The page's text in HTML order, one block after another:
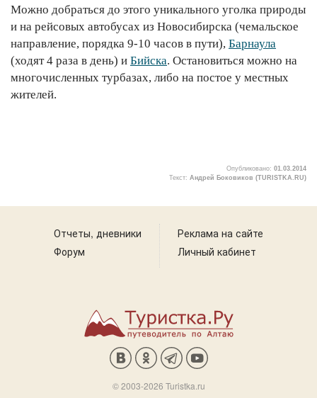
Можно добраться до этого уникального уголка природы
и на рейсовых автобусах из Новосибирска (чемальское
направление, порядка 9-10 часов в пути), Барнаула
(ходят 4 раза в день) и Бийска. Остановиться можно на
многочисленных турбазах, либо на постое у местных
жителей.
Опубликовано: 01.03.2014
Текст: Андрей Боковиков (TURISTKA.RU)
Отчеты, дневники
Форум
Реклама на сайте
Личный кабинет
© 2003-2026 Turistka.ru